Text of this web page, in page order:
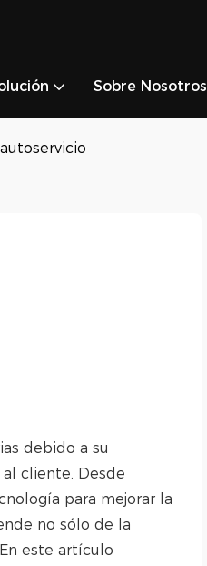
Sobre Nosotros
debido a su
cliente. Desde
para mejorar la
no sólo de la
este artículo